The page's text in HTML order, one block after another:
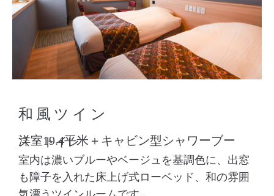
和風ツイン
洋室19.4平米＋キャビン型シャワーブース・トイレ
室内は濃いブルーやベージュを基調色に、出窓
も障子を入れた床上げ式ローベッド、和の雰囲